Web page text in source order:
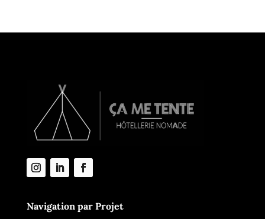
Navigation par Projet